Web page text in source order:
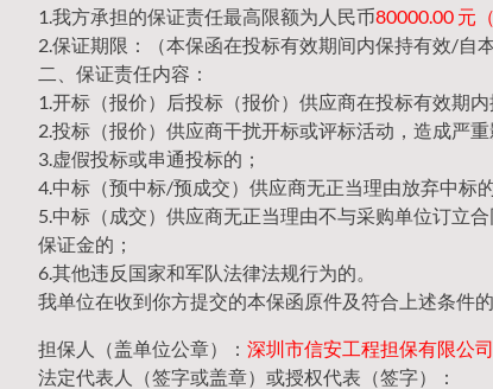
1.我方承担的保证责任最高限额为人民币80000.00 元
2.保证期限：（本保函在投标有效期间内保持有效/自
二、保证责任内容：
1.开标（报价）后投标（报价）供应商在投标有效期
2.投标（报价）供应商干扰开标或评标活动，造成严重
3.虚假投标或串通投标的；
4.中标（预中标/预成交）供应商无正当理由放弃中标的
5.中标（成交）供应商无正当理由不与采购单位订立
保证金的；
6.其他违反国家和军队法律法规行为的。
我单位在收到你方提交的本保函原件及符合上述条件
担保人（盖单位公章）： 深圳市信安工程担保有限公司
法定代表人（签字或盖章）或授权代表（签字）：